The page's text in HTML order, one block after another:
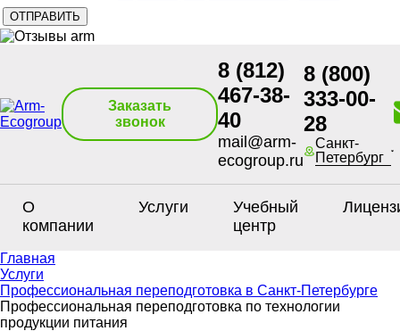
Заказать
звонок
8 (812)
467-38-
40
mail@arm-
ecogroup.ru
8 (800)
333-00-
28
Санкт-
Петербург
О
компании
Услуги
Учебный
центр
Главная
Услуги
Профессиональная переподготовка в Санкт-Петербурге
Профессиональная переподготовка по технологии
продукции питания